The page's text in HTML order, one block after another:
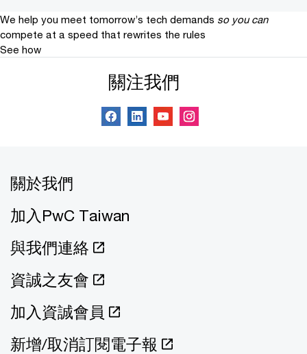
We help you meet tomorrow’s tech demands so you can
compete at a speed that rewrites the rules
See how
關注我們
關於我們
加入PwC Taiwan
與我們連絡
資誠之友會
加入資誠會員
新增/取消訂閱電子報